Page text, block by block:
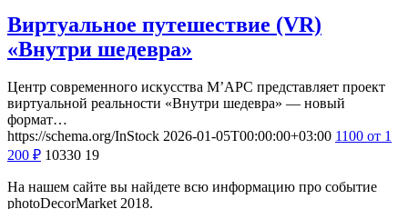
Виртуальное путешествие (VR)
«Внутри шедевра»
Центр современного искусства М’АРС представляет проект
виртуальной реальности «Внутри шедевра» — новый
формат…
https://schema.org/InStock 2026-01-05T00:00:00+03:00 1100 от 1
200 ₽ 10330 19
На нашем сайте вы найдете всю информацию про событие
photoDecorMarket 2018.